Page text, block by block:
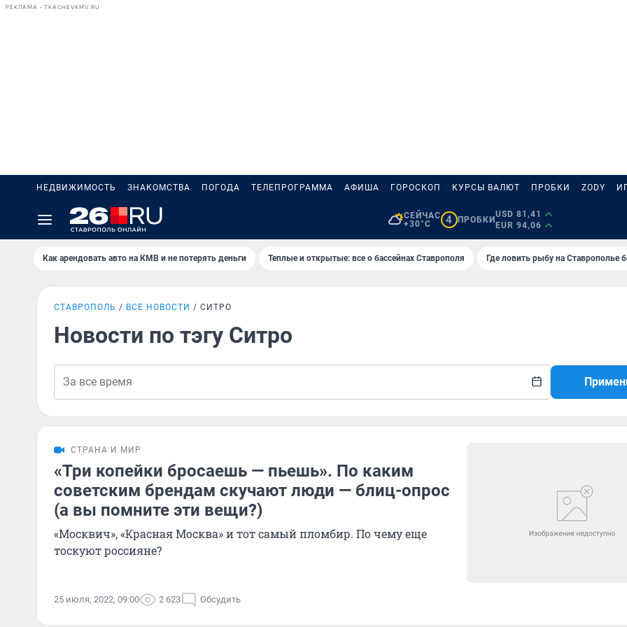
РЕКЛАМА • TKACHEVKMV.RU
НЕДВИЖИМОСТЬ ЗНАКОМСТВА ПОГОДА ТЕЛЕПРОГРАММА АФИША ГОРОСКОП КУРСЫ ВАЛЮТ ПРОБКИ ZODY
СЕЙЧАС
+30°C
4 ПРОБКИ
USD 81,41
EUR 94,06
Как арендовать авто на КМВ и не потерять деньги Теплые и открытые: все о бассейнах Ставрополя Где ловить рыбу на Ставрополье
СТАВРОПОЛЬ ВСЕ НОВОСТИ СИТРО
Новости по тэгу Ситро
СТРАНА И МИР
«Три копейки бросаешь — пьешь». По каким
советским брендам скучают люди — блиц-опрос
(а вы помните эти вещи?)
«Москвич», «Красная Москва» и тот самый пломбир. По чему еще
тоскуют россияне?
25 июля, 2022, 09:00 2 623 Обсудить